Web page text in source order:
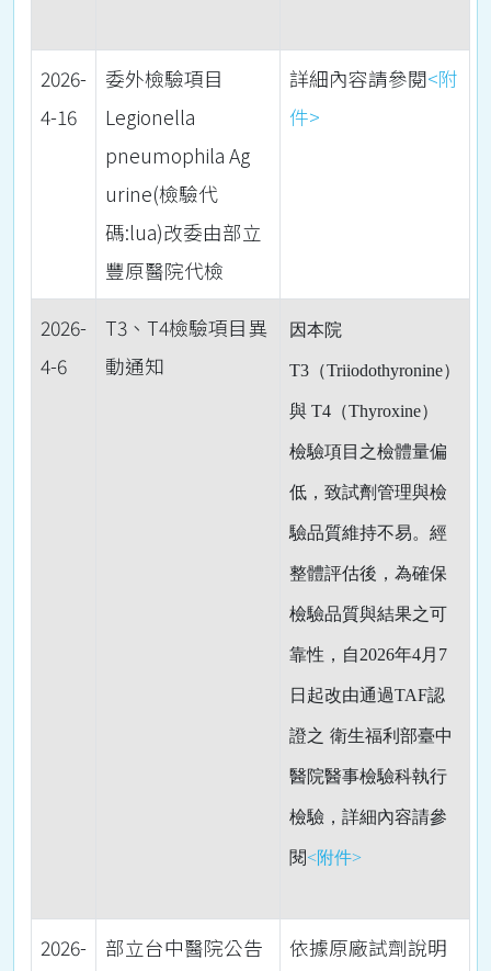
2026-
4-16
委外檢驗項目
Legionella
pneumophila Ag
urine(檢驗代
碼:lua)改委由部立
豐原醫院代檢
詳細內容請參閱<附
件>
2026-
4-6
T3、T4檢驗項目異
動通知
因本院
T3 （Triiodothyronine）
與 T4 （Thyroxine）
檢驗項目之檢體量偏
低，致試劑管理與檢
驗品質維持不易。經
整體評估後，為確保
檢驗品質與結果之可
靠性，自2026年4月 7
日起改由通過TAF認
證之 衛生福利部臺中
醫院醫事檢驗科執行
檢驗，詳細內容請參
閱<附件>
2026-
部立台中醫院公告
依據原廠試劑說明